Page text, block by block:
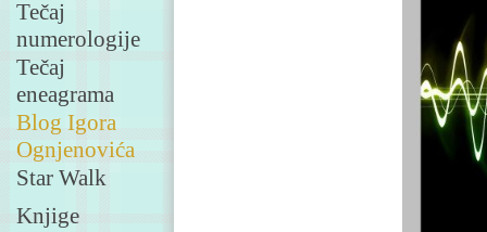
Tečaj
numerologije
Tečaj
eneagrama
Blog Igora
Ognjenovića
Star Walk
Knjige